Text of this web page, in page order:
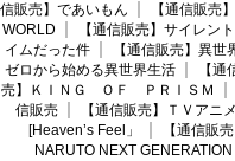
信販売】であいもん
【通信販売
WORLD
【通信販売】サイレン
イムだった件
【通信販売】異
ゼロから始める異世界生活
【
売】ＫＩＮＧ ＯＦ ＰＲＩＳＭ
信販売
【通信販売】ＴＶア
[Heaven’s Feel」
【通信販
NARUTO NEXT GENERATION